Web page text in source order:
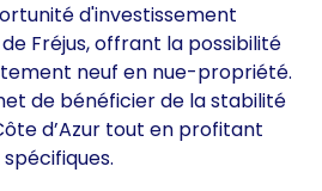
d'investissement
Fréjus, offrant la possibilité
neuf en nue-propriété.
de bénéficier de la stabilité
d’Azur tout en profitant